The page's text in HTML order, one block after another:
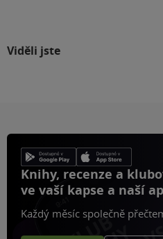
Viděli jste
Knihy, recenze a
ve vaší kapse a naší
Každý měsíc společně